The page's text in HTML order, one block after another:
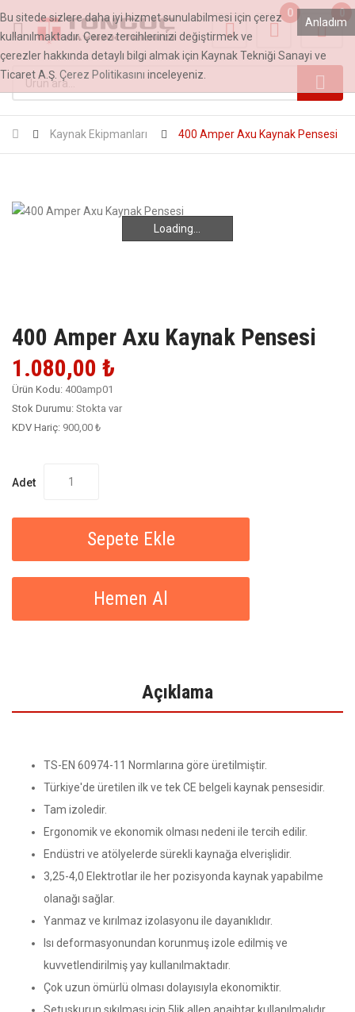
0 0
Kaynak Ekipmanları 400 Amper Axu Kaynak Pensesi
Loading...
Loading...
400 Amper Axu Kaynak Pensesi
1.080,00 ₺
Ürün Kodu: 400amp01
Stok Durumu: Stokta var
KDV Hariç: 900,00 ₺
Adet
Sepete Ekle
Hemen Al
Açıklama
TS-EN 60974-11 Normlarına göre üretilmiştir.
Türkiye'de üretilen ilk ve tek CE belgeli kaynak pensesidir.
Tam izoledir.
Ergonomik ve ekonomik olması nedeni ile tercih edilir.
Endüstri ve atölyelerde sürekli kaynağa elverişlidir.
3,25-4,0 Elektrotlar ile her pozisyonda kaynak yapabilme
olanağı sağlar.
Yanmaz ve kırılmaz izolasyonu ile dayanıklıdır.
Isı deformasyonundan korunmuş izole edilmiş ve
kuvvetlendirilmiş yay kullanılmaktadır.
Çok uzun ömürlü olması dolayısıyla ekonomiktir.
Anladım
Bu sitede sizlere daha iyi hizmet sunulabilmesi için çerez
kullanılmaktadır. Çerez tercihlerinizi değiştirmek ve
çerezler hakkında detaylı bilgi almak için Kaynak Tekniği Sanayi ve
Ticaret A.Ş. Çerez Politikasını inceleyeniz.